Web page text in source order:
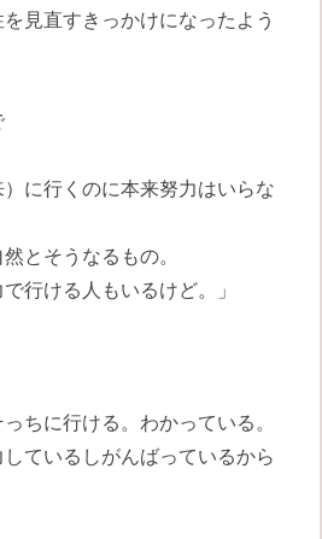
見直すきっかけになったよう
）に行くのに本来努力はいらな
とそうなるもの。
行ける人もいるけど。」
ちに行ける。わかっている。
ているしがんばっているから